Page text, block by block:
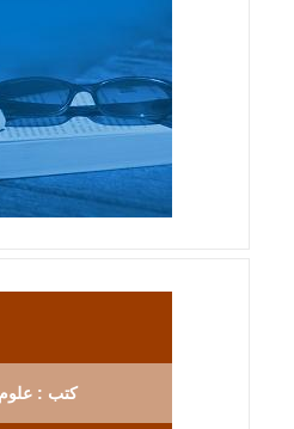
كتب : علوم